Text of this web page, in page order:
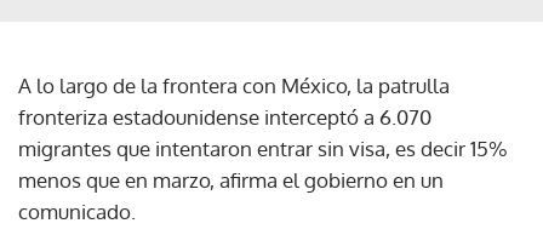
A lo largo de la frontera con México, la patrulla
fronteriza estadounidense interceptó a 6.070
migrantes que intentaron entrar sin visa, es decir 15%
menos que en marzo, afirma el gobierno en un
comunicado.